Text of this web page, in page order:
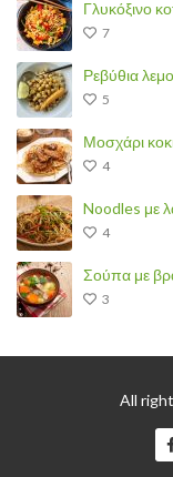
Γλυκόξινο
7
Ρεβύθια
5
Μοσχάρι
4
Noodles με
4
Σούπα με
3
All